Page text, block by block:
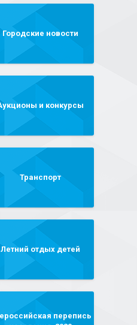
Городские новости
и конкурсы
Транспорт
Летний отдых детей
перепись